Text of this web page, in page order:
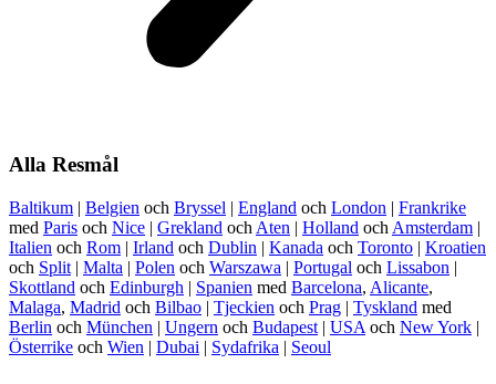
Alla Resmål
Baltikum | Belgien och Bryssel | England och London | Frankrike
med Paris och Nice | Grekland och Aten | Holland och Amsterdam |
Italien och Rom | Irland och Dublin | Kanada och Toronto | Kroatien
och Split | Malta | Polen och Warszawa | Portugal och Lissabon |
Skottland och Edinburgh | Spanien med Barcelona, Alicante,
Malaga, Madrid och Bilbao | Tjeckien och Prag | Tyskland med
Berlin och München | Ungern och Budapest | USA och New York |
Österrike och Wien | Dubai | Sydafrika | Seoul